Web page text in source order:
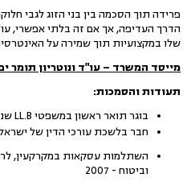
פרידה תוך הסכמה בין בני הזוג לגבי
הדרך העדיפה, אך אם זה בלתי אפשרי,
שלו במקצועיות תוך שמירה על
מייסד המשרד – עו"ד ונוטריון תומר
תעודות והסמכות:
בוגר תואר ראשון במשפטי LL.B שנת 2005
חבר בלשכת עורכי הדין של ישראל
השתלמות עסקאות במקרקעין,
וביטוח - 2007